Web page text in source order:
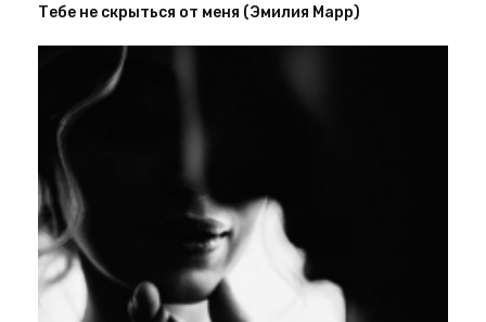
Тебе не скрыться от меня (Эмилия Марр)